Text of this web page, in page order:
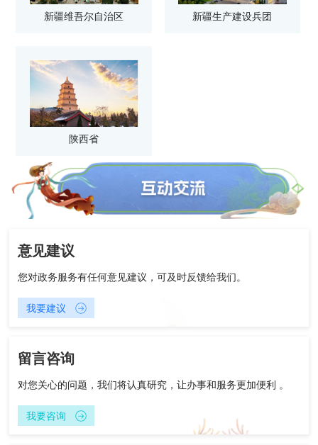
新疆维吾尔自治区 新疆生产建设兵团
陕西省
意见建议
您对政务服务有任何意见建议，可及时反馈给我们。
我要建议
留言咨询
对您关心的问题，我们将认真研究，让办事和服务更加便利 。
我要咨询